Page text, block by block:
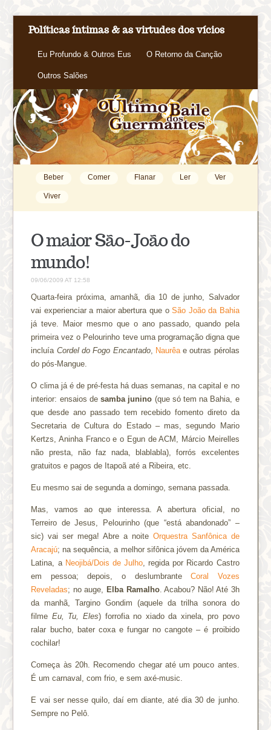
Políticas íntimas & as virtudes dos vícios
Eu Profundo & Outros Eus O Retorno da Canção
Outros Salões
Beber Comer Flanar Ler Ver
Viver
O maior São-João do
mundo!
09/06/2009 AT 12:58
Quarta-feira próxima, amanhã, dia 10 de junho, Salvador
vai experienciar a maior abertura que oSão João da Bahia
já teve. Maior mesmo que o ano passado, quando pela
primeira vez o Pelourinho teve uma programação digna que
incluía Cordel do Fogo Encantado, Naurêae outras pérolas
do pós-Mangue.
O clima já é de pré-festa há duas semanas, na capital e no
interior: ensaios desamba junino (que só tem na Bahia, e
que desde ano passado tem recebido fomento direto da
Secretaria de Cultura do Estado – mas, segundo Mario
Kertzs, Aninha Franco e o Egun de ACM, Márcio Meirelles
não presta, não faz nada, blablabla), forrós excelentes
gratuitos e pagos de Itapoã até a Ribeira, etc.
Eu mesmo sai de segunda a domingo, semana passada.
Mas, vamos ao que interessa. A abertura oficial, no
Terreiro de Jesus, Pelourinho (que “está abandonado” –
sic) vai ser mega! Abre a noite Orquestra Sanfônica de
Aracajú; na sequência, a melhor sifônica jóvem da América
Latina, a Neojibá/Dois de Julho , regida por Ricardo Castro
em pessoa; depois, o deslumbranteCoral Vozes
Reveladas; no auge, Elba Ramalho. Acabou? Não! Até 3h
da manhã, Targino Gondim (aquele da trilha sonora do
filme Eu, Tu, Eles) forrofia no xiado da xinela, pro povo
ralar bucho, bater coxa e fungar no cangote – é proibido
cochilar!
Começa às 20h. Recomendo chegar até um pouco antes.
É um carnaval, com frio, e sem axé-music.
E vai ser nesse quilo, daí em diante, até dia 30 de junho.
Sempre no Pelô.